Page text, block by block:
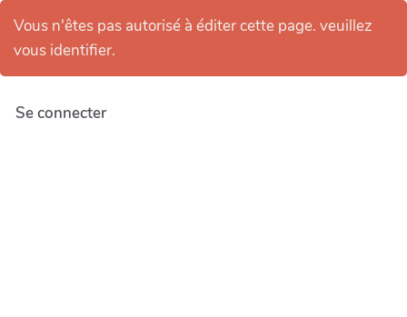
Vous n'êtes pas autorisé à éditer cette page. veuillez
vous identifier.
Se connecter